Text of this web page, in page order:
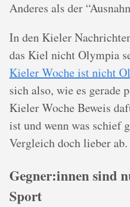
Anderes als der
In den Kieler
das Kiel nicht Olympia
Kieler Woche ist nicht
sich also, wie es gerade
Kieler Woche Beweis
ist und wenn was schief
Vergleich doch lieber ab.
Gegner:innen sind
Sport